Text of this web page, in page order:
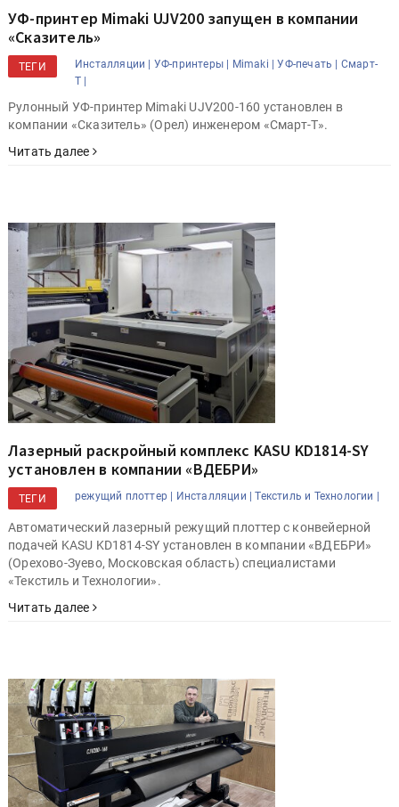
УФ-принтер Mimaki UJV200 запущен в компании
«Сказитель»
ТЕГИ Инсталляции | УФ-принтеры | Mimaki | УФ-печать |
Смарт-
Т |
Рулонный УФ-принтер Mimaki UJV200-160 установлен в
компании «Сказитель» (Орел) инженером «Смарт-Т».
Читать далее
Лазерный раскройный комплекс KASU KD1814-SY
установлен в компании «ВДЕБРИ»
ТЕГИ режущий плоттер | Инсталляции | Текстиль и Технологии |
Автоматический лазерный режущий плоттер с конвейерной
подачей KASU KD1814-SY установлен в компании «ВДЕБРИ»
(Орехово-Зуево, Московская область) специалистами
«Текстиль и Технологии».
Читать далее